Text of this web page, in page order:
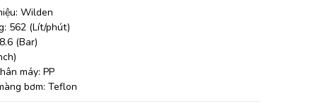
Wilden
562 (Lít/phút)
(Bar)
máy: PP
bơm: Teflon